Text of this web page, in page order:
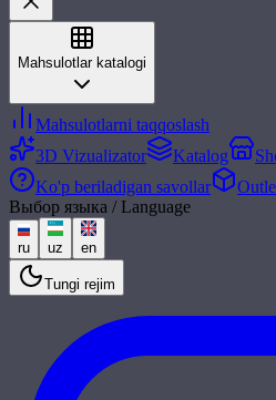
Mahsulotlar katalogi
Mahsulotlarni taqqoslash
3D Vizualizator
Katalog
Ko'p beriladigan savollar
Выбор языка / Language
ru uz en
Tungi rejim